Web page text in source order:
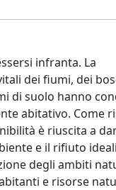
infranta. La
dei fiumi, dei
di suolo hanno
abitativo. Come
è riuscita a
e il rifiuto
degli ambiti
e risorse